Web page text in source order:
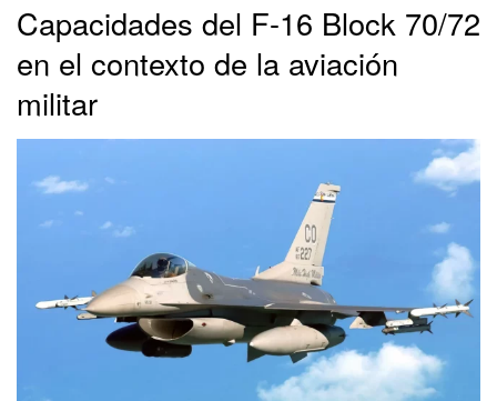
Capacidades del F-16 Block 70/72
en el contexto de la aviación
militar